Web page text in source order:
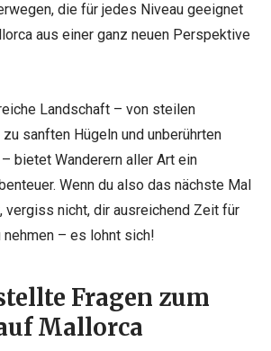
die für jedes Niveau geeignet
aus einer ganz neuen Perspektive
Landschaft – von steilen
sanften Hügeln und unberührten
bietet Wanderern aller Art ein
Wenn du also das nächste Mal
vergiss nicht, dir ausreichend Zeit für
nehmen – es lohnt sich!
Fragen zum
Mallorca